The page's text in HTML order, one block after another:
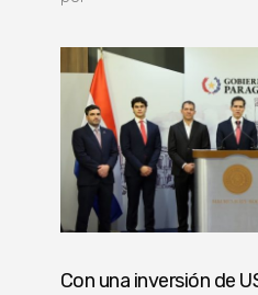
Con una inversión de